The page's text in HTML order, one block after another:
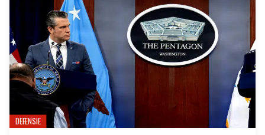
DEFENSIE